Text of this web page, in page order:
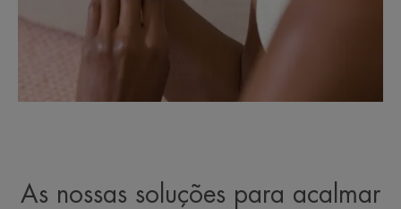
As nossas soluções para acalmar